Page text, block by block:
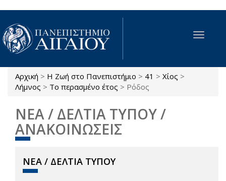
Παράκαμψη προς το κυρίως περιεχόμενο
Toggle
Είστε εδώ
Αρχική > Η Ζωή στο Πανεπιστήμιο > 41 > Χίος >
Λήμνος > Το περασμένο έτος > Ρόδος
ΝΕΑ / ΔΕΛΤΙΑ ΤΥΠΟΥ /
ΑΝΑΚΟΙΝΩΣΕΙΣ
ΝΕΑ / ΔΕΛΤΙΑ ΤΥΠΟΥ